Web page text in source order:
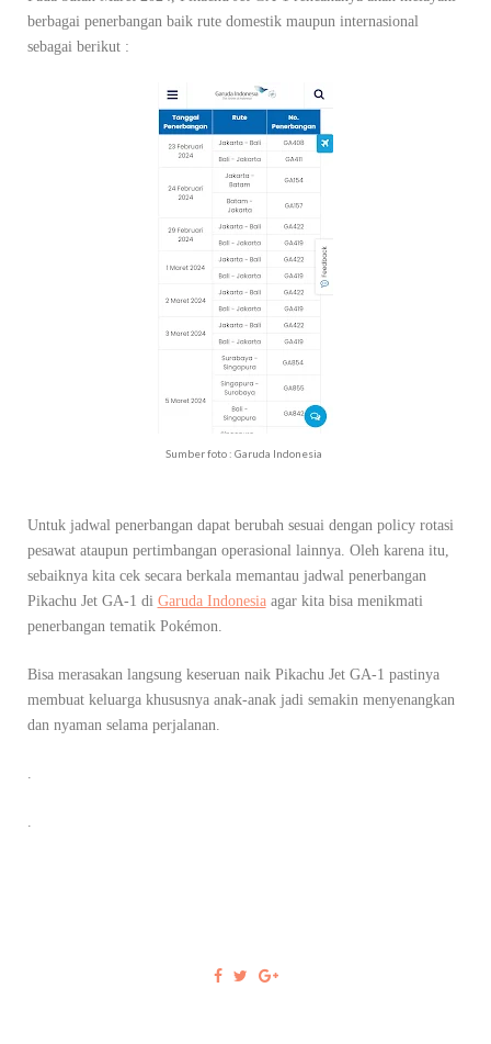
berbagai penerbangan baik rute domestik maupun internasional
sebagai berikut :
Sumber foto : Garuda Indonesia
Untuk jadwal penerbangan dapat berubah sesuai dengan policy rotasi
pesawat ataupun pertimbangan operasional lainnya. Oleh karena itu,
sebaiknya kita cek secara berkala memantau jadwal penerbangan
Pikachu Jet GA-1 di Garuda Indonesiaagar kita bisa menikmati
penerbangan tematik Pokémon.
Bisa merasakan langsung keseruan naik Pikachu Jet GA-1 pastinya
membuat keluarga khususnya anak-anak jadi semakin menyenangkan
dan nyaman selama perjalanan.